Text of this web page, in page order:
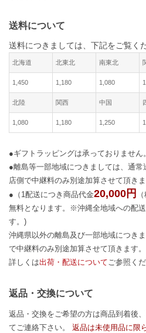
送料について
送料につきましては、下記をご覧く
北海道 北東北 南東北
1,450 1,180 1,080
北陸 関西 中国
1,080 1,180 1,250
●ギフトラッピングは承っておりません。
●離島等一部地域につきましては、通
店側で中継料のみ別途加算させて頂き
●（1配送につき商品代金20,000円
無料となります。※沖縄全地域への配
す。)
沖縄県以外の離島及び一部地域につき
で中継料のみ別途加算させて頂きます。
詳しくは出荷・配送についてご参照くだ
返品・交換について
返品・交換をご希望の方は商品到着後、
てご連絡下さい。 返品は未使用品に限